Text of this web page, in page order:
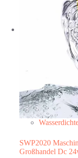
SWP2020
Großhandel Dc